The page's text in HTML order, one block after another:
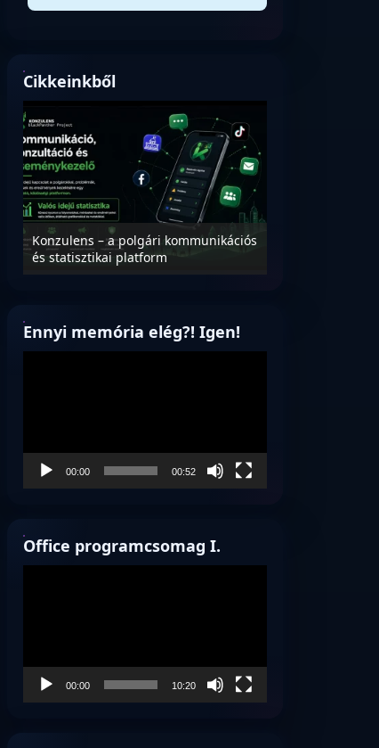
Cikkeinkből
Konzulens – a polgári kommunikációs
és statisztikai platform
Ennyi memória elég?! Igen!
00:00 00:52
Office programcsomag I.
00:00 10:20